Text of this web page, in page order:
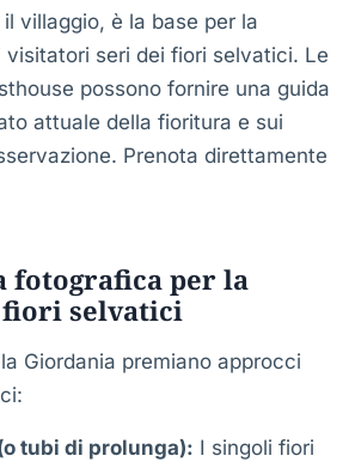
villaggio, è la base per la
visitatori seri dei fiori selvatici. Le
possono fornire una guida
attuale della fioritura e sui
Prenota direttamente
fotografica per la
fiori selvatici
Giordania premiano approcci
tubi di prolunga): I singoli fiori